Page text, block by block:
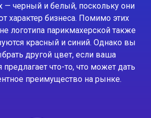
— черный и белый, поскольку они
характер бизнеса. Помимо этих
логотипа парикмахерской также
красный и синий. Однако вы
другой цвет, если ваша
предлагает что-то, что может дать
преимущество на рынке.